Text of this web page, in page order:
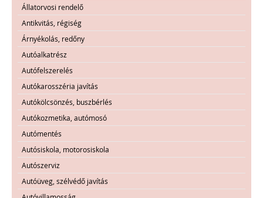
Állatorvosi rendelő
Antikvitás, régiség
Árnyékolás, redőny
Autóalkatrész
Autófelszerelés
Autókarosszéria javítás
Autókölcsönzés, buszbérlés
Autókozmetika, autómosó
Autómentés
Autósiskola, motorosiskola
Autószerviz
Autóüveg, szélvédő javítás